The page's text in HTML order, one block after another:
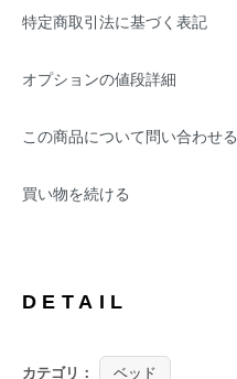
特定商取引法に基づく表記
オプションの値段詳細
この商品について問い合わせる
買い物を続ける
DETAIL
カテゴリ： ベッド